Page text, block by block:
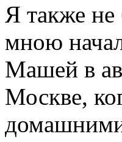
Я также не
мною
Машей в
Москве,
домашними